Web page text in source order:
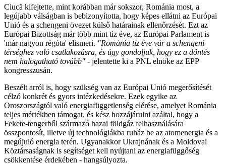
Ciucă kifejtette, mint korábban már sokszor, Románia most, a
legújabb válságban is bebizonyította, hogy képes ellátni az Európai
Unió és a schengeni övezet külső határainak ellenőrzését. Ezt az
Európai Bizottság már több mint tíz éve, az Európai Parlament is
'már nagyon régóta' elismeri. "Románia tíz éve vár a schengeni
térséghez való csatlakozásra, és úgy gondoljuk, hogy ez a döntés
nem halogatható tovább" - jelentette ki a PNL elnöke az EPP
kongresszusán.
Beszélt arról is, hogy szükség van az Európai Unió megerősítését
célzó konkrét és gyors intézkedésekre. Ezek egyike az
Oroszországtól való energiafüggetlenség elérése, amelyet Románia
teljes mértékben támogat, és kész hozzájárulni azáltal, hogy a
Fekete-tengerből származó hazai földgáz felhasználására
összpontosít, illetve új technológiákba ruház be az atomenergia és a
megújuló energia terén. Ugyanakkor Ukrajnának és a Moldovai
Köztársaságnak is segítséget kell nyújtani az energiafüggőség
csökkentése érdekében - hangsúlyozta.